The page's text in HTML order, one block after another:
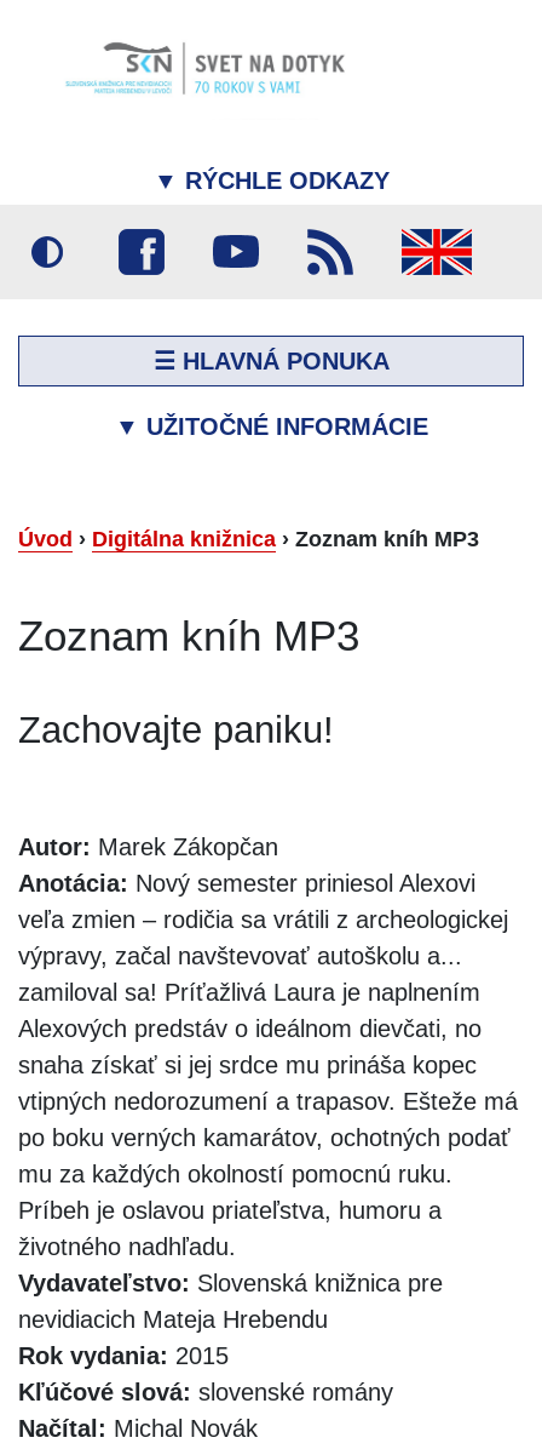
▼ RÝCHLE ODKAZY
☰ HLAVNÁ PONUKA
▼ UŽITOČNÉ INFORMÁCIE
Úvod › Digitálna knižnica › Zoznam kníh MP3
Zoznam kníh MP3
Zachovajte paniku!
Autor: Marek Zákopčan
Anotácia: Nový semester priniesol Alexovi
veľa zmien – rodičia sa vrátili z archeologickej
výpravy, začal navštevovať autoškolu a...
zamiloval sa! Príťažlivá Laura je naplnením
Alexových predstáv o ideálnom dievčati, no
snaha získať si jej srdce mu prináša kopec
vtipných nedorozumení a trapasov. Ešteže má
po boku verných kamarátov, ochotných podať
mu za každých okolností pomocnú ruku.
Príbeh je oslavou priateľstva, humoru a
životného nadhľadu.
Vydavateľstvo: Slovenská knižnica pre
nevidiacich Mateja Hrebendu
Rok vydania: 2015
Kľúčové slová: slovenské romány
Načítal: Michal Novák